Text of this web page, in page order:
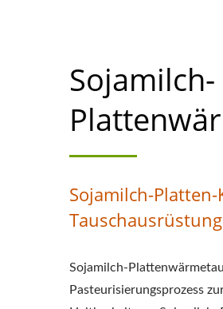
Sojamilch-
Sojamilch-
Tauschausrüstung
Sojamilch-
Pasteurisierungsprozess